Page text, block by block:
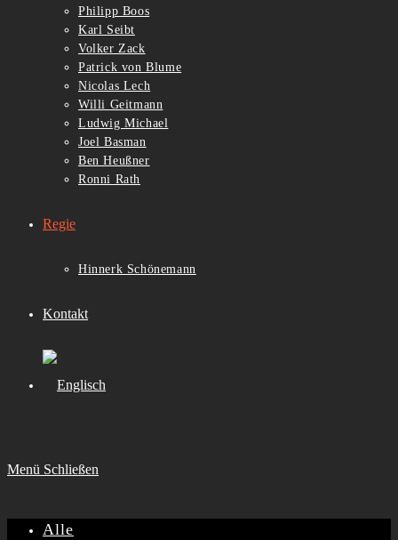
Philipp Boos
Karl Seibt
Volker Zack
Patrick von Blume
Nicolas Lech
Willi Geitmann
Ludwig Michael
Joel Basman
Ben Heußner
Ronni Rath
Regie
Hinnerk Schönemann
Kontakt
Menü Schließen
Alle